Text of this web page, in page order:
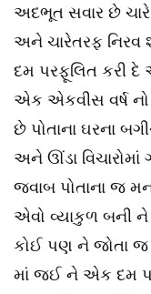
અદભૂત સવાર છે
અને ચારેતરફ નિરવ
દમ પરફૂલિત કરી દે
એક એકવીસ વર્ષ નો
છે પોતાના ઘરના
અને ઊંડા
જવાબ પોતાના જ
એવો વ્યાકુળ બની
કોઈ પણ ને જોતા જ
માં જઈ ને એક દમ